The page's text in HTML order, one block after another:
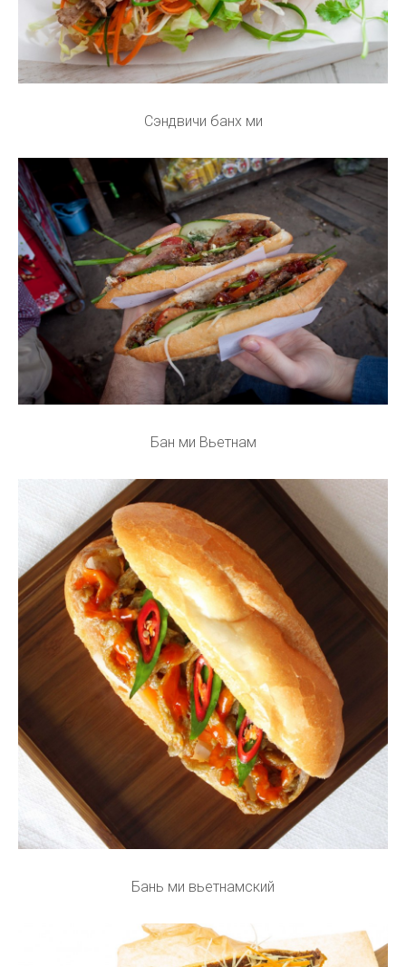
Сэндвичи банх ми
Бан ми Вьетнам
Бань ми вьетнамский